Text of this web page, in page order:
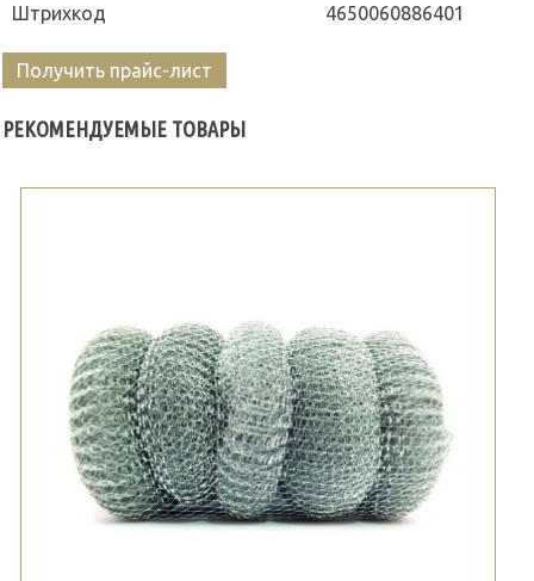
Штрихкод
4650060886401
Получить прайс-лист
РЕКОМЕНДУЕМЫЕ ТОВАРЫ